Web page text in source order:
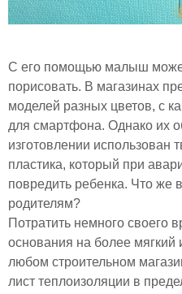
С его помощью малыш
порисовать. В магазинах
моделей разных цветов, с
для смартфона. Однако их
изготовлении использован
пластика, который при
повредить ребенка. Что же
родителям?
Потратить немного своего
основания на более мягкий
любом строительном
лист теплоизоляции в